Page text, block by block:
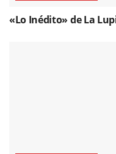
«Lo Inédito» de La